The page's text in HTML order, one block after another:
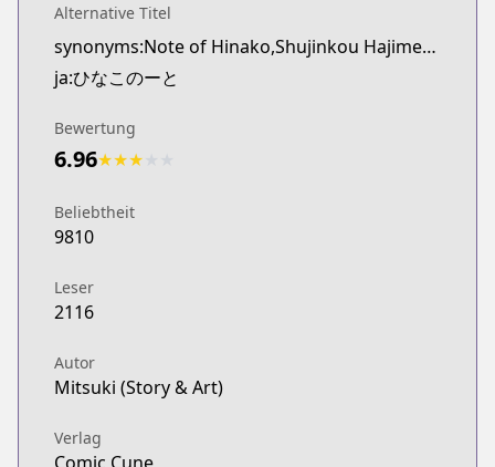
Alternative Titel
synonyms:Note of Hinako,Shujinkou Hajimemashita
ja:ひなこのーと
Bewertung
6.96★★★
Beliebtheit
9810
Leser
2116
Autor
Mitsuki (Story & Art)
Verlag